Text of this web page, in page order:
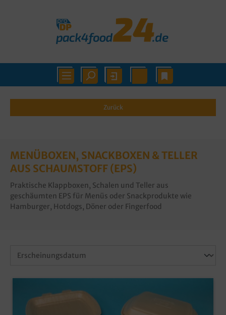
Zurück
MENÜBOXEN, SNACKBOXEN & TELLER
AUS SCHAUMSTOFF (EPS)
Praktische Klappboxen, Schalen und Teller aus
geschäumten EPS für Menüs oder Snackprodukte wie
Hamburger, Hotdogs, Döner oder Fingerfood